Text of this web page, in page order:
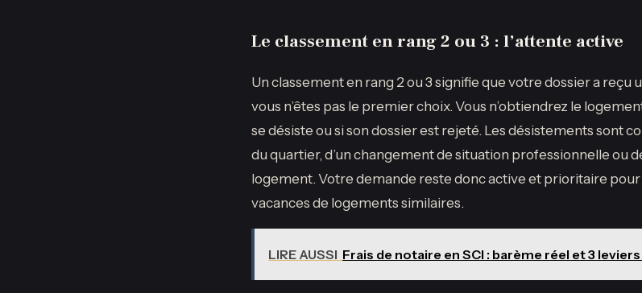
Le classement en rang 2 ou 3 : l’attente active
Un classement en rang 2 ou 3 signifie que votre dossier a reçu
vous n’êtes pas le premier choix. Vous n’obtiendrez le
se désiste ou si son dossier est rejeté. Les désistements sont
du quartier, d’un changement de situation professionnelle ou
logement. Votre demande reste donc active et prioritaire pour
vacances de logements similaires.
LIRE AUSSI Frais de notaire en SCI : barème réel et 3